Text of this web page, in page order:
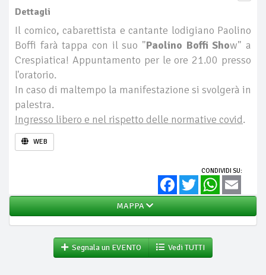
Dettagli
Il comico, cabarettista e cantante lodigiano Paolino
Boffi farà tappa con il suo "Paolino Boffi Show" a
Crespiatica! Appuntamento per le ore 21.00 presso
l'oratorio.
In caso di maltempo la manifestazione si svolgerà in
palestra.
Ingresso libero e nel rispetto delle normative covid.
WEB
CONDIVIDI SU:
FacebookTwitter WhatsApp
MAPPA
Segnala un EVENTO Vedi TUTTI